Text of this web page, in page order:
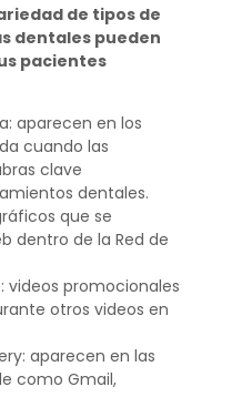
de tipos de
dentales pueden
pacientes
aparecen en los
cuando las
clave
dentales.
que se
dentro de la Red de
videos promocionales
otros videos en
aparecen en las
como Gmail,